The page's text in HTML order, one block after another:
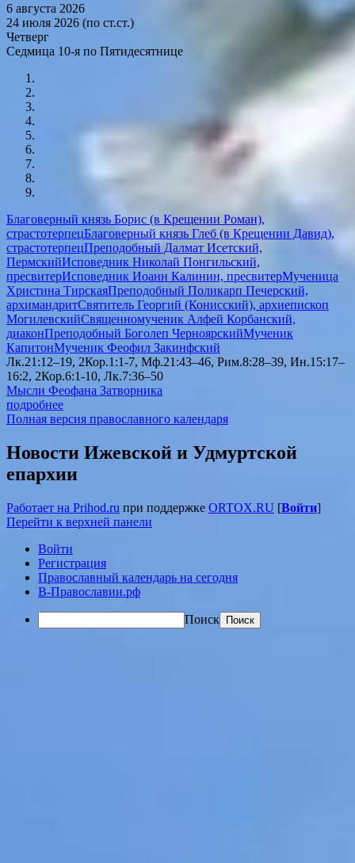
6 августа 2026
24 июля 2026 (по ст.ст.)
Четверг
Седмица 10-я по Пятидесятнице
Благоверный князь Борис (в Крещении Роман),
страстотерпецБлаговерный князь Глеб (в Крещении Давид),
страстотерпецПреподобный Далмат Исетский,
ПермскийИсповедник Николай Понгильский,
пресвитерИсповедник Иоанн Калинин, пресвитерМученица
Христина ТирскаяПреподобный Поликарп Печерский,
архимандритСвятитель Георгий (Конисский), архиепископ
МогилевскийСвященномученик Алфей Корбанский,
диаконПреподобный Боголеп ЧерноярскийМученик
КапитонМученик Феофил Закинфский
Лк.21:12–19, 2Кор.1:1-7, Мф.21:43–46, Рим.8:28–39, Ин.15:17–
16:2, 2Кор.6:1-10, Лк.7:36–50
Мысли Феофана Затворника
подробнее
Полная версия православного календаря
Новости Ижевской и Удмуртской
епархии
Работает на Prihod.ru при поддержке ORTOX.RU [Войти]
Перейти к верхней панели
Войти
Регистрация
Православный календарь на сегодня
В-Православии.рф
Поиск